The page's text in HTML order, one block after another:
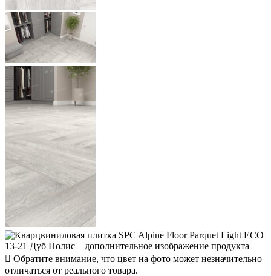
Обратите внимание, что цвет на фото может незначительно
отличаться от реального товара.